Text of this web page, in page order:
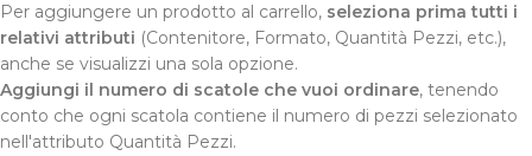
Per aggiungere un prodotto al carrello, seleziona prima tutti i
relativi attributi (Contenitore, Formato, Quantità Pezzi, etc.),
anche se visualizzi una sola opzione.
Aggiungi il numero di scatole che vuoi ordinare, tenendo
conto che ogni scatola contiene il numero di pezzi selezionato
nell'attributo Quantità Pezzi.